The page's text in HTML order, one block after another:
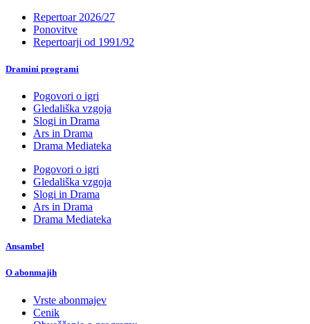
Repertoar 2026/27
Ponovitve
Repertoarji od 1991/92
Dramini programi
Pogovori o igri
Gledališka vzgoja
Slogi in Drama
Ars in Drama
Drama Mediateka
Pogovori o igri
Gledališka vzgoja
Slogi in Drama
Ars in Drama
Drama Mediateka
Ansambel
O abonmajih
Vrste abonmajev
Cenik